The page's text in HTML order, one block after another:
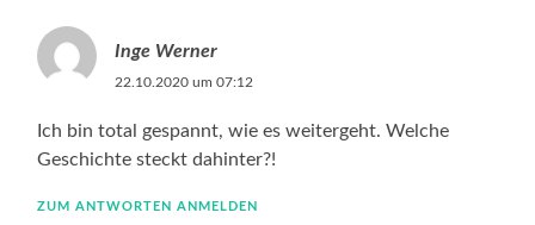
Inge Werner
22.10.2020 um 07:12
Ich bin total gespannt, wie es weitergeht. Welche
Geschichte steckt dahinter?!
ZUM ANTWORTEN ANMELDEN